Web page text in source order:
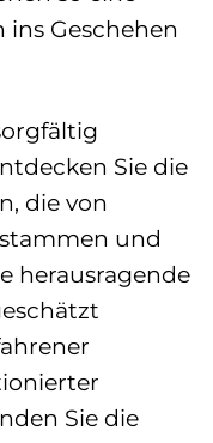
Geschehen
Sie die
die von
und
herausragende
Sie die